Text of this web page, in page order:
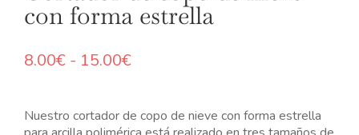
con forma estrella
8.00€ - 15.00€Rango
desde
8.00€
Nuestro cortador de copo de nieve con forma estrella